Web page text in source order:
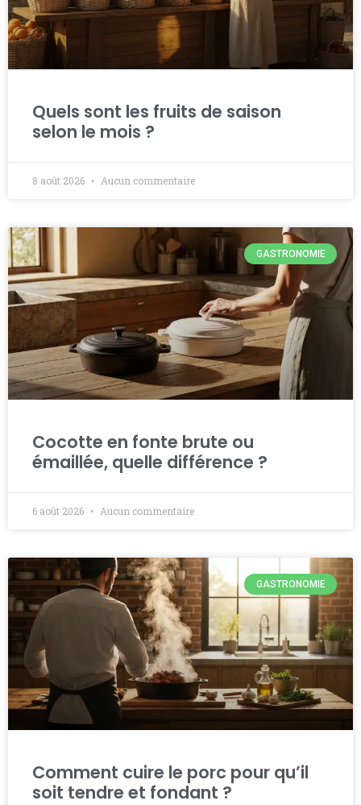
Quels sont les fruits de saison
selon le mois ?
8 août 2026 Aucun commentaire
GASTRONOMIE
Cocotte en fonte brute ou
émaillée, quelle différence ?
6 août 2026 Aucun commentaire
GASTRONOMIE
Comment cuire le porc pour qu’il
soit tendre et fondant ?